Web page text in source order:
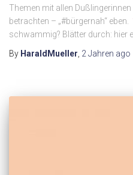
Themen mit allen
betrachten – „#bürgernah“ eben.
schwammig? Blätter durch: hier
By HaraldMueller 2 Jahren ago